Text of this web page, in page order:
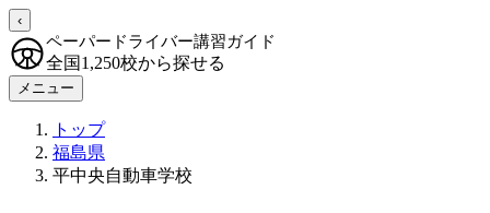
‹
ペーパードライバー講習ガイド
全国1,250校から探せる
メニュー
トップ
福島県
平中央自動車学校